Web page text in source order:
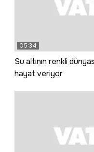
05:34
Su altının renkli
hayat veriyor